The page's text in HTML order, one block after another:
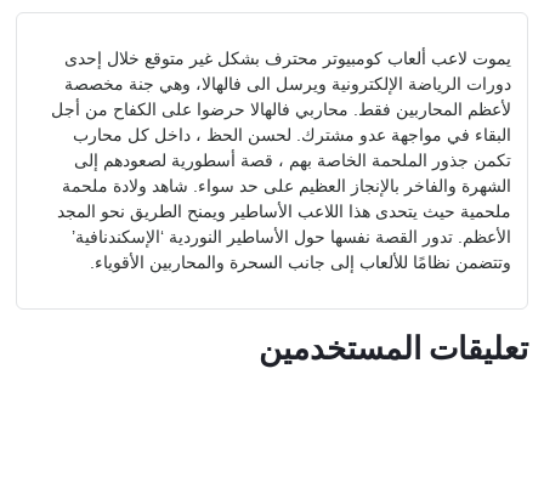
يموت لاعب ألعاب كومبيوتر محترف بشكل غير متوقع خلال إحدى
دورات الرياضة الإلكترونية ويرسل الى فالهالا، وهي جنة مخصصة
لأعظم المحاربين فقط. محاربي فالهالا حرضوا على الكفاح من أجل
البقاء في مواجهة عدو مشترك. لحسن الحظ ، داخل كل محارب
تكمن جذور الملحمة الخاصة بهم ، قصة أسطورية لصعودهم إلى
الشهرة والفاخر بالإنجاز العظيم على حد سواء. شاهد ولادة ملحمة
ملحمية حيث يتحدى هذا اللاعب الأساطير ويمنح الطريق نحو المجد
الأعظم. تدور القصة نفسها حول الأساطير النوردية ‘الإسكندنافية’
وتتضمن نظامًا للألعاب إلى جانب السحرة والمحاربين الأقوياء.
تعليقات المستخدمين